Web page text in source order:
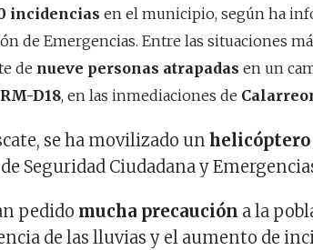
incidencias en el municipio, según ha
de Emergencias. Entre las situaciones
de nueve personas atrapadas en un
RM-D18, en las inmediaciones de
se ha movilizado unhelicóptero
Seguridad Ciudadana y
pedido mucha precaución a la
de las lluvias y el aumento de